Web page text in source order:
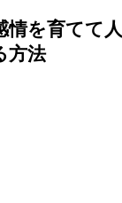
情を育てて
方法